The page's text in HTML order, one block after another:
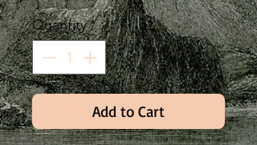
Quantity*
Add to Cart